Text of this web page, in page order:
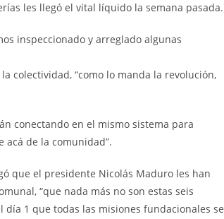
les llegó el vital líquido la semana pasada.
inspeccionado y arreglado algunas
colectividad, “como lo manda la revolución,
conectando en el mismo sistema para
acá de la comunidad”.
que el presidente Nicolás Maduro les han
“que nada más no son estas seis
1 que todas las misiones fundacionales se